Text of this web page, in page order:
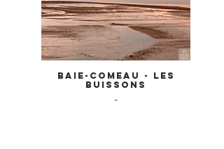
Baie-Comeau - Les
Buissons
-